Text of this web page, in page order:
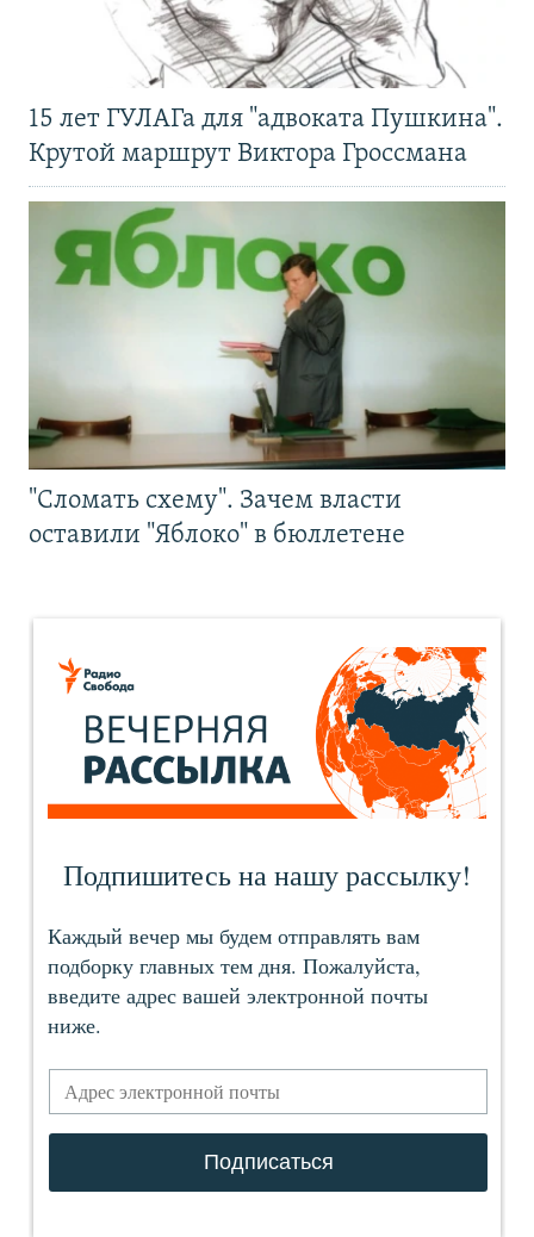
15 лет ГУЛАГа для "адвоката Пушкина".
Крутой маршрут Виктора Гроссмана
"Сломать схему". Зачем власти
оставили "Яблоко" в бюллетене